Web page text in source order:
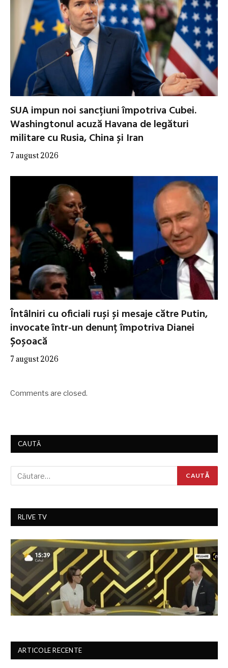
SUA impun noi sancțiuni împotriva Cubei.
Washingtonul acuză Havana de legături
militare cu Rusia, China și Iran
7 august 2026
Întâlniri cu oficiali ruși și mesaje către Putin,
invocate într-un denunț împotriva Dianei
Șoșoacă
7 august 2026
Comments are closed.
CAUTĂ
RLIVE TV
ARTICOLE RECENTE